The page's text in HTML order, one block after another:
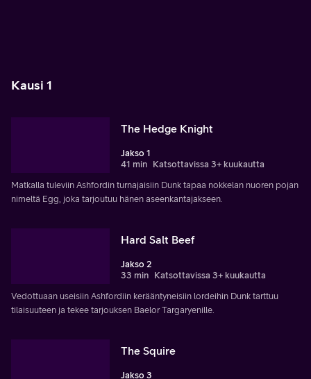
Kausi 1
The Hedge Knight
Jakso 1
41 min Katsottavissa 3+ kuukautta
Matkalla tuleviin Ashfordin turnajaisiin Dunk tapaa nokkelan nuoren pojan
nimeltä Egg, joka tarjoutuu hänen aseenkantajakseen.
Hard Salt Beef
Jakso 2
33 min Katsottavissa 3+ kuukautta
Vedottuaan useisiin Ashfordiin kerääntyneisiin lordeihin Dunk tarttuu
tilaisuuteen ja tekee tarjouksen Baelor Targaryenille.
The Squire
Jakso 3